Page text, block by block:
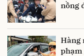
nồng
Hàng
phạm